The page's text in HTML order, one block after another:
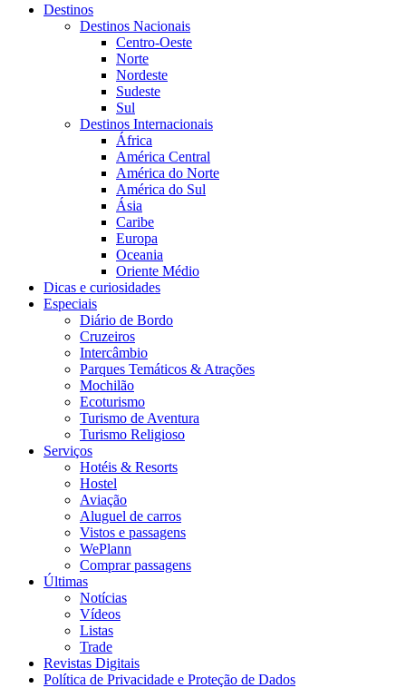
Destinos
Destinos Nacionais
Centro-Oeste
Norte
Nordeste
Sudeste
Sul
Destinos Internacionais
África
América Central
América do Norte
América do Sul
Ásia
Caribe
Europa
Oceania
Oriente Médio
Dicas e curiosidades
Especiais
Diário de Bordo
Cruzeiros
Intercâmbio
Parques Temáticos & Atrações
Mochilão
Ecoturismo
Turismo de Aventura
Turismo Religioso
Serviços
Hotéis & Resorts
Hostel
Aviação
Aluguel de carros
Vistos e passagens
WePlann
Comprar passagens
Últimas
Notícias
Vídeos
Listas
Trade
Revistas Digitais
Política de Privacidade e Proteção de Dados